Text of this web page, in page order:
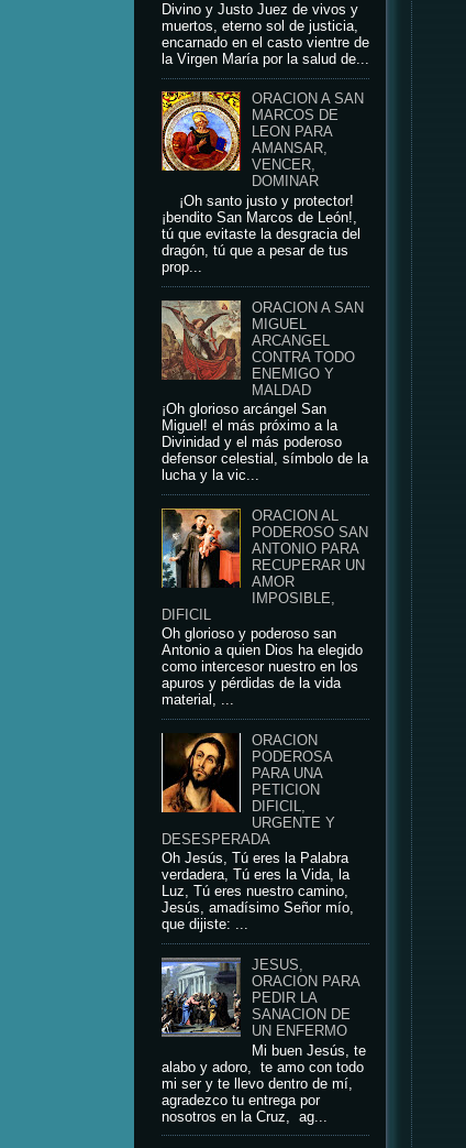
Divino y Justo Juez de vivos y
muertos, eterno sol de justicia,
encarnado en el casto vientre de
la Virgen María por la salud de...
ORACION A SAN
MARCOS DE
LEON PARA
AMANSAR,
VENCER,
DOMINAR
¡Oh santo justo y protector!
¡bendito San Marcos de León!,
tú que evitaste la desgracia del
dragón, tú que a pesar de tus
prop...
ORACION A SAN
MIGUEL
ARCANGEL
CONTRA TODO
ENEMIGO Y
MALDAD
¡Oh glorioso arcángel San
Miguel! el más próximo a la
Divinidad y el más poderoso
defensor celestial, símbolo de la
lucha y la vic...
ORACION AL
PODEROSO SAN
ANTONIO PARA
RECUPERAR UN
AMOR
IMPOSIBLE,
DIFICIL
Oh glorioso y poderoso san
Antonio a quien Dios ha elegido
como intercesor nuestro en los
apuros y pérdidas de la vida
material, ...
ORACION
PODEROSA
PARA UNA
PETICION
DIFICIL,
URGENTE Y
DESESPERADA
Oh Jesús, Tú eres la Palabra
verdadera, Tú eres la Vida, la
Luz, Tú eres nuestro camino,
Jesús, amadísimo Señor mío,
que dijiste: ...
JESUS,
ORACION PARA
PEDIR LA
SANACION DE
UN ENFERMO
Mi buen Jesús, te
alabo y adoro, te amo con todo
mi ser y te llevo dentro de mí,
agradezco tu entrega por
nosotros en la Cruz, ag...